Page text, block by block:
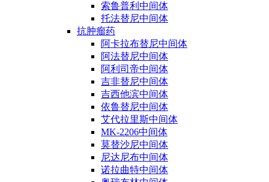
索鲁普利中间体
托法替尼中间体
抗肿瘤药
阿卡拉布替尼中间体
阿法替尼中间体
阿利司帝中间体
吉非替尼中间体
吉西他滨中间体
依鲁替尼中间体
艾代拉里斯中间体
MK-2206中间体
莫替沙尼中间体
尼达尼布中间体
诺拉曲特中间体